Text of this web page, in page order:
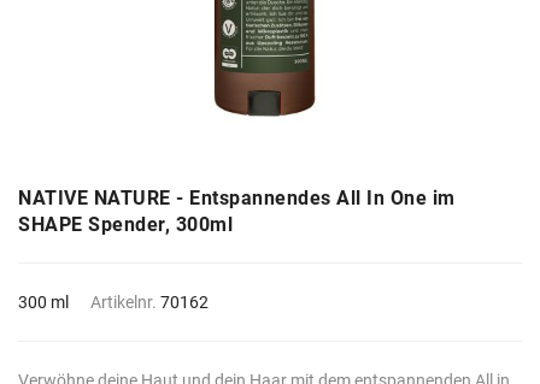
NATIVE NATURE - Entspannendes All In One im
SHAPE Spender, 300ml
300 ml Artikelnr. 70162